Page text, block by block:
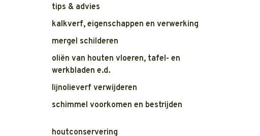
tips & advies
kalkverf, eigenschappen en verwerking
mergel schilderen
oliën van houten vloeren, tafel- en
werkbladen e.d.
lijnolieverf verwijderen
schimmel voorkomen en bestrijden
houtconservering